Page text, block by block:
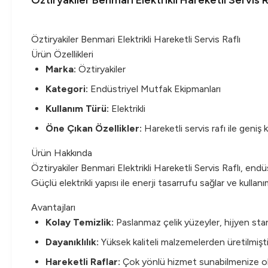
Öztiryakiler Benmari Elektrikli Hareketli Servis Raflı
Ürün Özellikleri
Marka: Öztiryakiler
Kategori: Endüstriyel Mutfak Ekipmanları
Kullanım Türü: Elektrikli
Öne Çıkan Özellikler: Hareketli servis rafı ile geniş
Ürün Hakkında
Öztiryakiler Benmari Elektrikli Hareketli Servis Raflı,
Güçlü elektrikli yapısı ile enerji tasarrufu sağlar ve
Avantajları
Kolay Temizlik: Paslanmaz çelik yüzeyler, hijyen
Dayanıklılık: Yüksek kaliteli malzemelerden
Hareketli Raflar: Çok yönlü hizmet sunabilmenize